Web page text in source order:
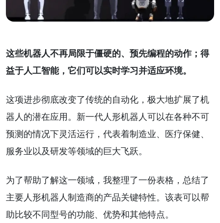
这些机器人不再局限于僵硬的、预先编程的动作；得
益于人工智能，它们可以实时学习并适应环境。
这项进步彻底改变了传统的自动化，极大地扩展了机
器人的潜在应用。新一代人形机器人可以在各种不可
预测的情况下灵活运行，代表着制造业、医疗保健、
服务业以及研发等领域的巨大飞跃。
为了帮助了解这一领域，我整理了一份表格，总结了
主要人形机器人制造商的产品关键特性。该表可以帮
助比较不同型号的功能、优势和其他特点。